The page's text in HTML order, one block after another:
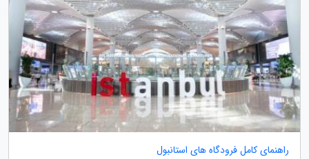
راهنمای کامل فرودگاه های استانبول